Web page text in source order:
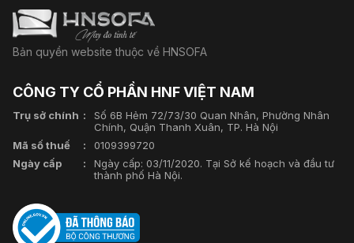
Bản quyền website thuộc về HNSOFA
CÔNG TY CỔ PHẦN HNF VIỆT NAM
Trụ sở chính
Số 6B Hẻm 72/73/30 Quan Nhân, Phường Nhân
Chính, Quận Thanh Xuân, TP. Hà Nội
Mã số thuế
0109399720
Ngày cấp
Ngày cấp: 03/11/2020. Tại Sở kế hoạch và đầu tư
thành phố Hà Nội.